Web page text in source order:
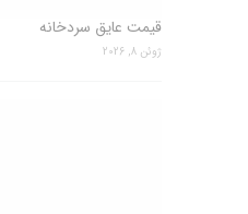
قیمت عایق سردخانه
ژوئن 8, 2026